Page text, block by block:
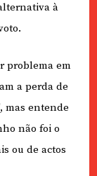
à
problema em
a perda de
mas entende
não foi o
ou de actos